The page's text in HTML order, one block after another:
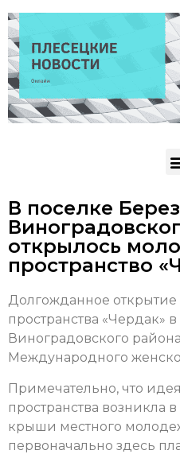
В поселке
открылось
пространство
Долгожданное
пространства «Чердак»
Виноградовского
Международного
Примечательно, что
пространства возникла
крыши местного
первоначально здесь